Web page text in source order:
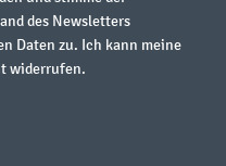
des Newsletters
Daten zu. Ich kann meine
widerrufen.